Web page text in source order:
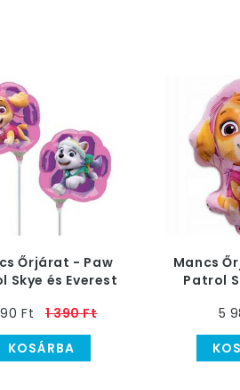
Őrjárat - Paw
Skye és Everest
Pálcán
Ft
1 390 Ft
KOSÁRBA
Mancs
Patrol
5